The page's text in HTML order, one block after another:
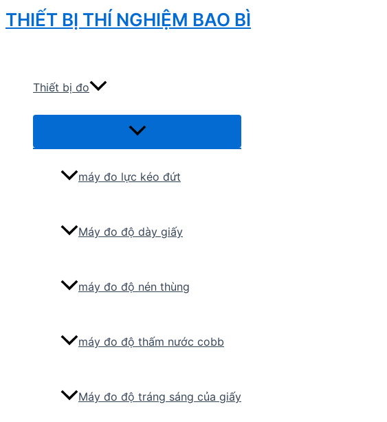
Skip
to
THIẾT BỊ THÍ NGHIỆM BAO BÌ
Thiết bị đo
Menu
máy đo lực kéo đứt
Máy đo độ dày giấy
máy đo độ nén thùng
máy đo độ thấm nước cobb
Máy đo độ tráng sáng của giấy